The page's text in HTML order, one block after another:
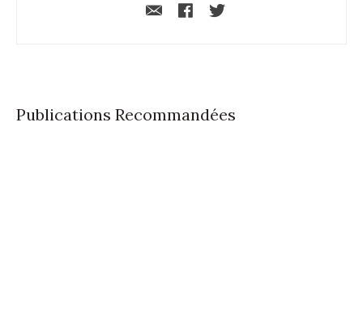
Publications Recommandées